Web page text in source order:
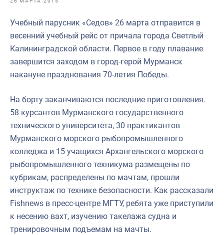
Выставки и конференции
Научно-практическая литература
Рыбоохрана России
Инфографика
Укрепление духовно-нравственных ценностей
События в России и мире
Учебный парусник «Седов» 26 марта отправится в
весенний учебный рейс от причала города Светлый
Калининградской области. Первое в году плавание
завершится заходом в город-герой Мурманск
накануне празднования 70-летия Победы.
На борту заканчиваются последние приготовления.
58 курсантов Мурманского государственного
технического университета, 30 практикантов
Мурманского морского рыбопромышленного
колледжа и 15 учащихся Архангельского морского
рыбопромышленного техникума размещены по
кубрикам, распределены по мачтам, прошли
инструктаж по технике безопасности. Как рассказали
Fishnews в пресс-центре МГТУ, ребята уже приступили
к несению вахт, изучению такелажа судна и
тренировочным подъемам на мачты.